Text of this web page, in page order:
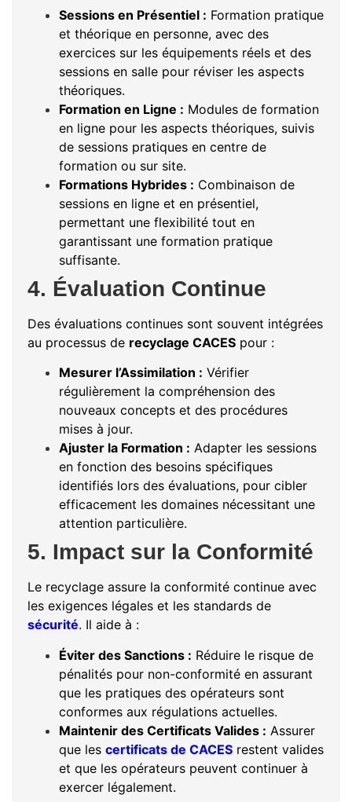
Sessions en Présentiel : Formation pratique
et théorique en personne, avec des
exercices sur les équipements réels et des
sessions en salle pour réviser les aspects
théoriques.
Formation en Ligne : Modules de formation
en ligne pour les aspects théoriques, suivis
de sessions pratiques en centre de
formation ou sur site.
Formations Hybrides : Combinaison de
sessions en ligne et en présentiel,
permettant une flexibilité tout en
garantissant une formation pratique
suffisante.
4. Évaluation Continue
Des évaluations continues sont souvent intégrées
au processus de recyclage CACES pour :
Mesurer l’Assimilation : Vérifier
régulièrement la compréhension des
nouveaux concepts et des procédures
mises à jour.
Ajuster la Formation : Adapter les sessions
en fonction des besoins spécifiques
identifiés lors des évaluations, pour cibler
efficacement les domaines nécessitant une
attention particulière.
5. Impact sur la Conformité
Le recyclage assure la conformité continue avec
les exigences légales et les standards de
sécurité. Il aide à :
Éviter des Sanctions : Réduire le risque de
pénalités pour non-conformité en assurant
que les pratiques des opérateurs sont
conformes aux régulations actuelles.
Maintenir des Certificats Valides : Assurer
que les certificats de CACES restent valides
et que les opérateurs peuvent continuer à
exercer légalement.